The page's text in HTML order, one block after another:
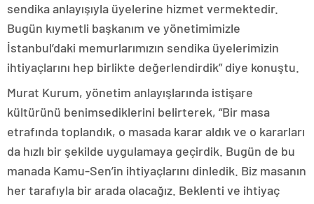
sendika anlayışıyla üyelerine hizmet vermektedir.
Bugün kıymetli başkanım ve yönetimimizle
İstanbul’daki memurlarımızın sendika üyelerimizin
ihtiyaçlarını hep birlikte değerlendirdik” diye konuştu.
Murat Kurum, yönetim anlayışlarında istişare
kültürünü benimsediklerini belirterek, “Bir masa
etrafında toplandık, o masada karar aldık ve o kararları
da hızlı bir şekilde uygulamaya geçirdik. Bugün de bu
manada Kamu-Sen’in ihtiyaçlarını dinledik. Biz masanın
her tarafıyla bir arada olacağız. Beklenti ve ihtiyaç